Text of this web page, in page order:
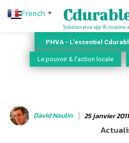
Solutions pour agir & coopérer
PHVA - L'essentiel
Le pouvoir & l'action locale
David Naulin 25 janvier 2011
French ▼